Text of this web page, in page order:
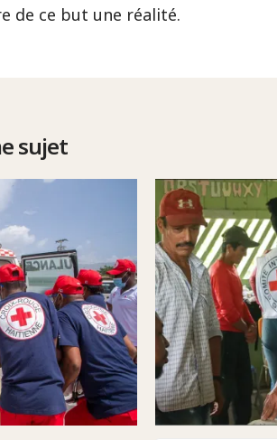
de ce but une réalité.
sujet